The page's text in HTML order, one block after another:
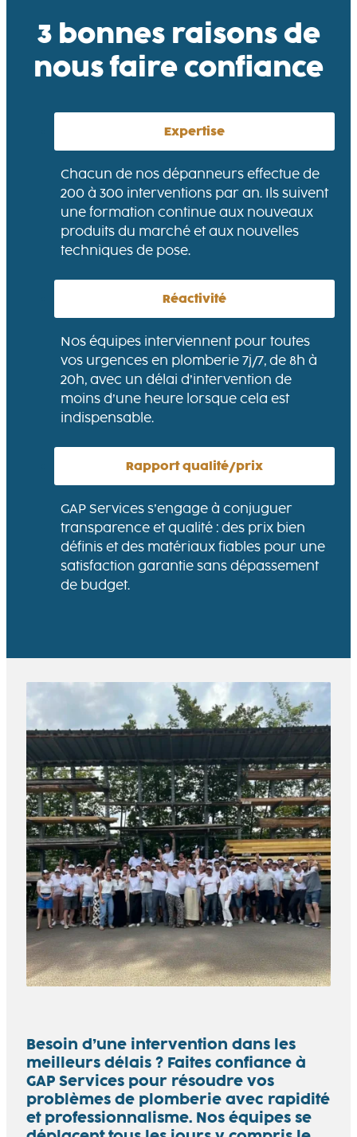
3 bonnes raisons de
nous faire confiance
Expertise
Chacun de nos dépanneurs effectue de
200 à 300 interventions par an. Ils suivent
une formation continue aux nouveaux
produits du marché et aux nouvelles
techniques de pose.
Réactivité
Nos équipes interviennent pour toutes
vos urgences en plomberie 7j/7, de 8h à
20h, avec un délai d’intervention de
moins d’une heure lorsque cela est
indispensable.
Rapport qualité/prix
GAP Services s’engage à conjuguer
transparence et qualité : des prix bien
définis et des matériaux fiables pour une
satisfaction garantie sans dépassement
de budget.
Besoin d’une intervention dans les
meilleurs délais ? Faites confiance à
GAP Services pour résoudre vos
problèmes de plomberie avec rapidité
et professionnalisme. Nos équipes se